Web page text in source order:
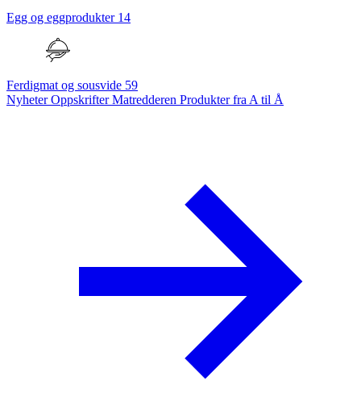
Egg og eggprodukter 14
Ferdigmat og sousvide 59
NyheterOppskrifterMatredderen Produkter fra A til Å